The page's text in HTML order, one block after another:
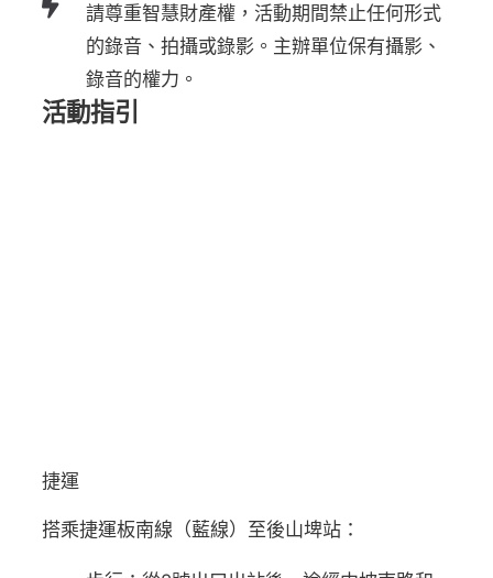
請尊重智慧財產權，活動期間禁止任何形式
的錄音、拍攝或錄影。主辦單位保有攝影、
錄音的權力。
活動指引
捷運
搭乘捷運板南線（藍線）至後山埤站：